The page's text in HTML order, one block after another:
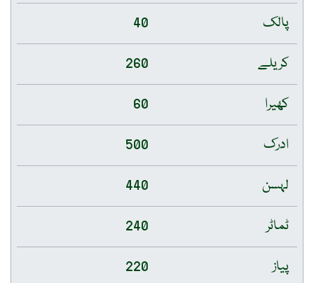
پالک
40
کریلے
260
کھیرا
60
ادرک
500
لہسن
440
ٹماٹر
240
پیاز
220